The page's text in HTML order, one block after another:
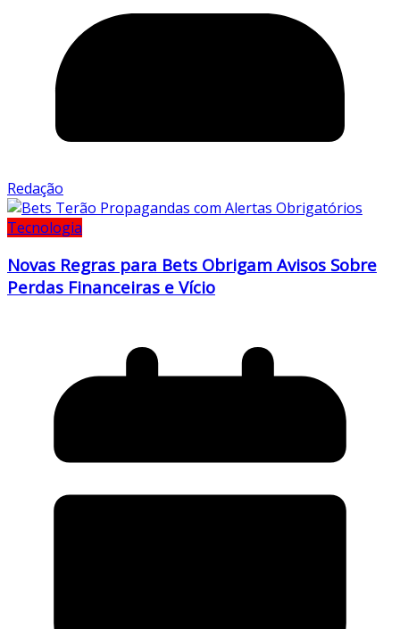
Redação
Tecnologia
Novas Regras para Bets Obrigam Avisos Sobre
Perdas Financeiras e Vício